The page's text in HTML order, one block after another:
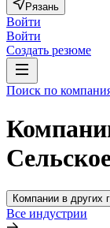
Рязань
Войти
Войти
Создать резюме
Поиск по
Компании в других
Все индустрии